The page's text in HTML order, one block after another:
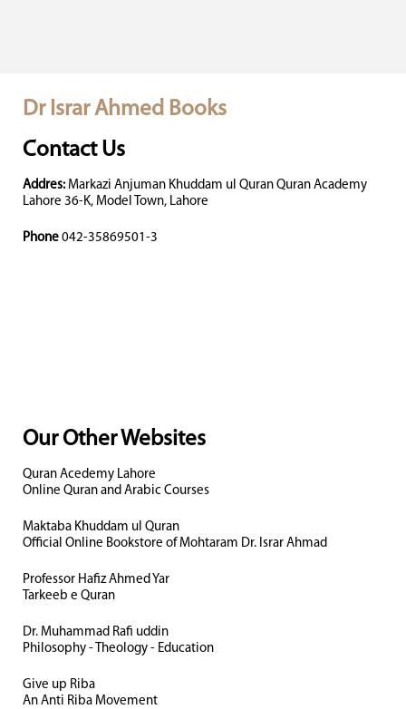
Dr Israr Ahmed Books
Contact Us
Addres: Markazi Anjuman Khuddam ul Quran Quran Academy
Lahore 36-K, Model Town, Lahore
Phone 042-35869501-3
Our Other Websites
Quran Acedemy Lahore
Online Quran and Arabic Courses
Maktaba Khuddam ul Quran
Official Online Bookstore of Mohtaram Dr. Israr Ahmad
Professor Hafiz Ahmed Yar
Tarkeeb e Quran
Dr. Muhammad Rafi uddin
Philosophy - Theology - Education
Give up Riba
An Anti Riba Movement